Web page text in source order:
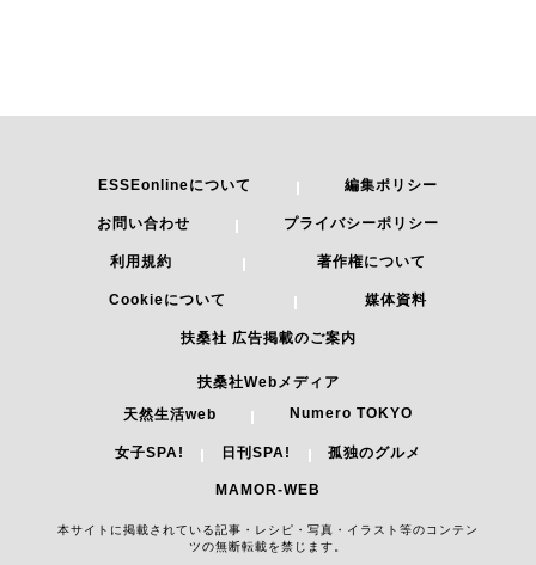
ESSEonlineについて 編集ポリシー
お問い合わせ プライバシーポリシー
利用規約 著作権について
Cookieについて 媒体資料
扶桑社 広告掲載のご案内
扶桑社Webメディア
天然生活web
Numero TOKYO
女子SPA! 日刊SPA! 孤独のグルメ
MAMOR-WEB
本サイトに掲載されている記事・レシピ・写真・イラスト等のコンテン
ツの無断転載を禁じます。